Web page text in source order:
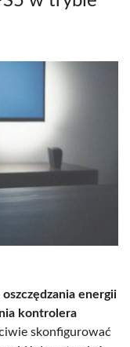
oszczędzania energii
kontrolera
skonfigurować